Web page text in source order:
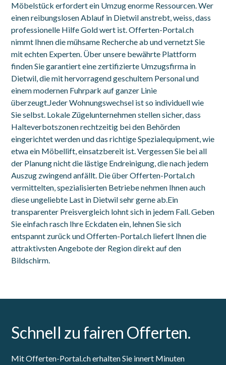
Möbelstück erfordert ein Umzug enorme Ressourcen. Wer
einen reibungslosen Ablauf in Dietwil anstrebt, weiss, dass
professionelle Hilfe Gold wert ist. Offerten-Portal.ch
nimmt Ihnen die mühsame Recherche ab und vernetzt Sie
mit echten Experten. Über unsere bewährte Plattform
finden Sie garantiert eine zertifizierte Umzugsfirma in
Dietwil, die mit hervorragend geschultem Personal und
einem modernen Fuhrpark auf ganzer Linie
überzeugt.Jeder Wohnungswechsel ist so individuell wie
Sie selbst. Lokale Zügelunternehmen stellen sicher, dass
Halteverbotszonen rechtzeitig bei den Behörden
eingerichtet werden und das richtige Spezialequipment, wie
etwa ein Möbellift, einsatzbereit ist. Vergessen Sie bei all
der Planung nicht die lästige Endreinigung, die nach jedem
Auszug zwingend anfällt. Die über Offerten-Portal.ch
vermittelten, spezialisierten Betriebe nehmen Ihnen auch
diese ungeliebte Last in Dietwil sehr gerne ab.Ein
transparenter Preisvergleich lohnt sich in jedem Fall. Geben
Sie einfach rasch Ihre Eckdaten ein, lehnen Sie sich
entspannt zurück und Offerten-Portal.ch liefert Ihnen die
attraktivsten Angebote der Region direkt auf den
Bildschirm.
Schnell zu fairen Offerten.
Mit Offerten-Portal.ch erhalten Sie innert Minuten